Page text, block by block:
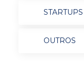
STARTUPS
OUTROS